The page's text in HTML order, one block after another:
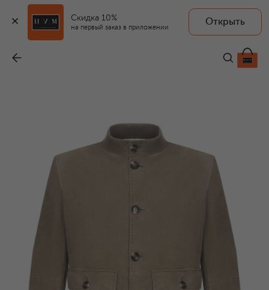
Скидка 10%
на первый заказ в приложении
Открыть
109 500 ₽